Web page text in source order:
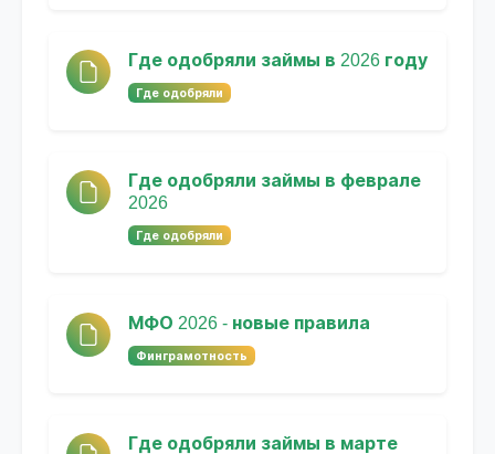
Где одобряли займы в 2026 году
Где одобряли
Где одобряли займы в феврале
2026
Где одобряли
МФО 2026 - новые правила
Финграмотность
Где одобряли займы в марте